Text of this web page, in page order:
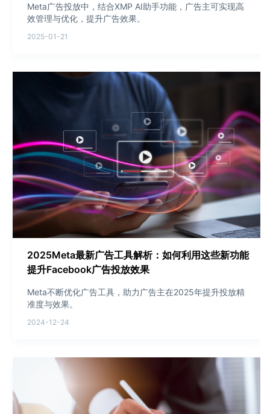
Meta广告投放中，结合XMP AI助手功能，广告主可实现高
效管理与优化，提升广告效果。
2025-01-21
2025Meta最新广告工具解析：如何利用这些新功能
提升Facebook广告投放效果
Meta不断优化广告工具，助力广告主在2025年提升投放精
准度与效果。
2024-12-24